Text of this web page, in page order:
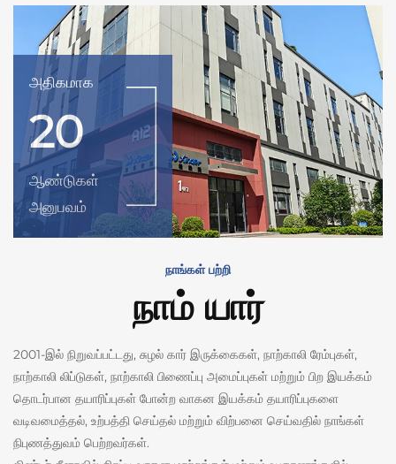
அதிகமாக
20
ஆண்டுகள்
அனுபவம்
நாங்கள் பற்றி
நாம் யார்
2001-இல் நிறுவப்பட்டது, சுழல் கார் இருக்கைகள், நாற்காலி ரேம்புகள்,
நாற்காலி லிப்டுகள், நாற்காலி பிணைப்பு அமைப்புகள் மற்றும் பிற இயக்கம்
தொடர்பான தயாரிப்புகள் போன்ற வாகன இயக்கம் தயாரிப்புகளை
வடிவமைத்தல், உற்பத்தி செய்தல் மற்றும் விற்பனை செய்வதில் நாங்கள்
நிபுணத்துவம் பெற்றவர்கள்.